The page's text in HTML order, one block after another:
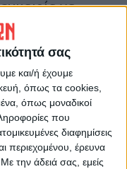
σας
και/ή έχουμε
όπως τα cookies,
όπως μοναδικοί
που
διαφημίσεις
περιεχομένου, έρευνα
Με την άδειά σας, εμείς
να
από το
σύντομα θα
ρύθμιση
Υπουργικό
ΥπΑΑΤ, είναι
με μια συνολική
τις